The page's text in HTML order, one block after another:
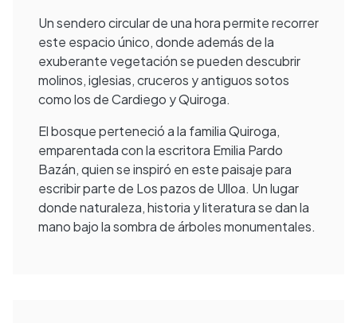
Un sendero circular de una hora permite recorrer
este espacio único, donde además de la
exuberante vegetación se pueden descubrir
molinos, iglesias, cruceros y antiguos sotos
como los de Cardiego y Quiroga.
El bosque perteneció a la familia Quiroga,
emparentada con la escritora Emilia Pardo
Bazán, quien se inspiró en este paisaje para
escribir parte de Los pazos de Ulloa. Un lugar
donde naturaleza, historia y literatura se dan la
mano bajo la sombra de árboles monumentales.